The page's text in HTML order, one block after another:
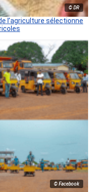
© DR
l’agriculture sélectionne
© Facebook